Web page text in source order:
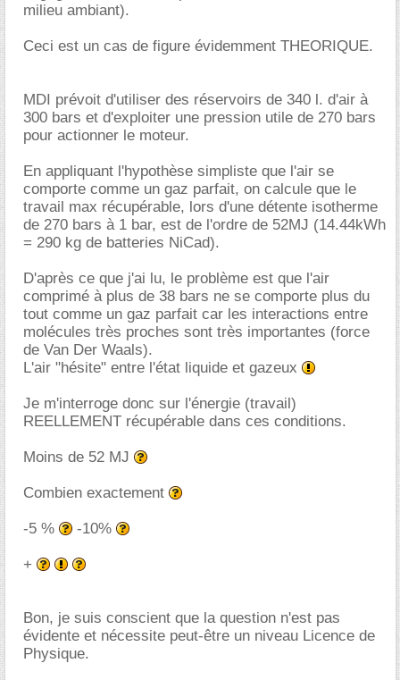
milieu ambiant).
Ceci est un cas de figure évidemment THEORIQUE.
MDI prévoit d'utiliser des réservoirs de 340 l. d'air à
300 bars et d'exploiter une pression utile de 270 bars
pour actionner le moteur.
En appliquant l'hypothèse simpliste que l'air se
comporte comme un gaz parfait, on calcule que le
travail max récupérable, lors d'une détente isotherme
de 270 bars à 1 bar, est de l'ordre de 52MJ (14.44kWh
= 290 kg de batteries NiCad).
D'après ce que j'ai lu, le problème est que l'air
comprimé à plus de 38 bars ne se comporte plus du
tout comme un gaz parfait car les interactions entre
molécules très proches sont très importantes (force
de Van Der Waals).
L'air "hésite" entre l'état liquide et gazeux
Je m'interroge donc sur l'énergie (travail)
REELLEMENT récupérable dans ces conditions.
Moins de 52 MJ
Combien exactement
-5 % -10%
+
Bon, je suis conscient que la question n'est pas
évidente et nécessite peut-être un niveau Licence de
Physique.